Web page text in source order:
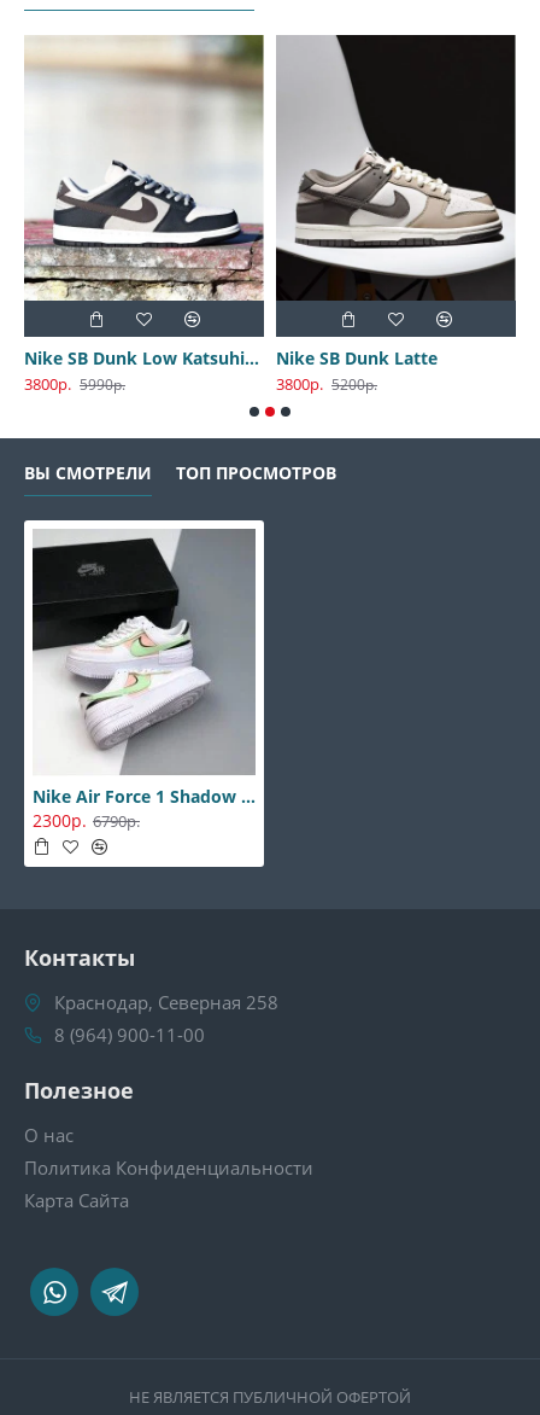
Nike SB Dunk Low Katsuhiro Otomo
3800р. 5990р.
Nike SB Dunk Latte
3800р. 5200р.
ВЫ СМОТРЕЛИ ТОП ПРОСМОТРОВ
Nike Air Force 1 Shadow White-Green
2300р. 6790р.
Контакты
Краснодар, Северная 258
8 (964) 900-11-00
Полезное
О нас
Политика Конфиденциальности
Карта Сайта
НЕ ЯВЛЯЕТСЯ ПУБЛИЧНОЙ ОФЕРТОЙ